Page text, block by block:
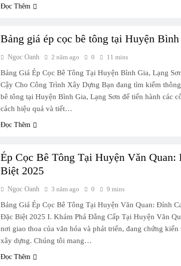
Đọc Thêm
Bảng giá ép cọc bê tông tại Huyện
Ngọc Oanh 2 năm ago 0 11 mins
Bảng Giá Ép Cọc Bê Tông Tại Huyện Bình Gia, Lạng
Cậy Cho Công Trình Xây Dựng Bạn đang tìm kiếm
bê tông tại Huyện Bình Gia, Lạng Sơn để tiến hành các
cách hiệu quả và tiết…
Đọc Thêm
Ép Cọc Bê Tông Tại Huyện Văn Quan:
Biệt 2025
Ngọc Oanh 3 năm ago 0 9 mins
Bảng Giá Ép Cọc Bê Tông Tại Huyện Văn Quan: Đỉnh
Đặc Biệt 2025 I. Khám Phá Đẳng Cấp Tại Huyện Văn
nơi giao thoa của văn hóa và phát triển, đang chứng
xây dựng. Chúng tôi mang…
Đọc Thêm